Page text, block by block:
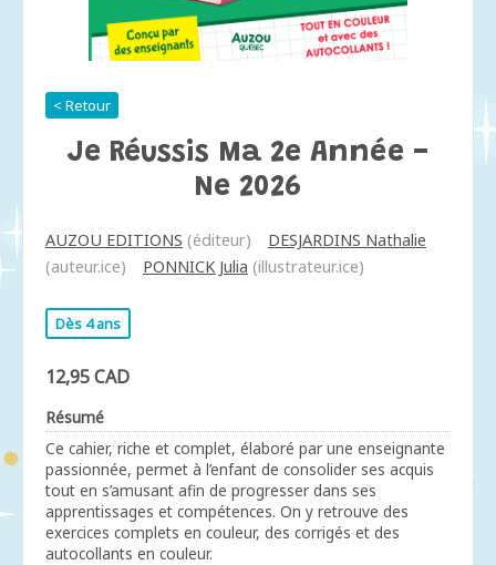
< Retour
Je Réussis Ma 2e Année -
Ne 2026
AUZOU EDITIONS (éditeur)
DESJARDINS Nathalie
(auteur.ice)
PONNICK Julia (illustrateur.ice)
Dès 4 ans
12,95 CAD
Résumé
Ce cahier, riche et complet, élaboré par une enseignante
passionnée, permet à l’enfant de consolider ses acquis
tout en s’amusant afin de progresser dans ses
apprentissages et compétences. On y retrouve des
exercices complets en couleur, des corrigés et des
autocollants en couleur.